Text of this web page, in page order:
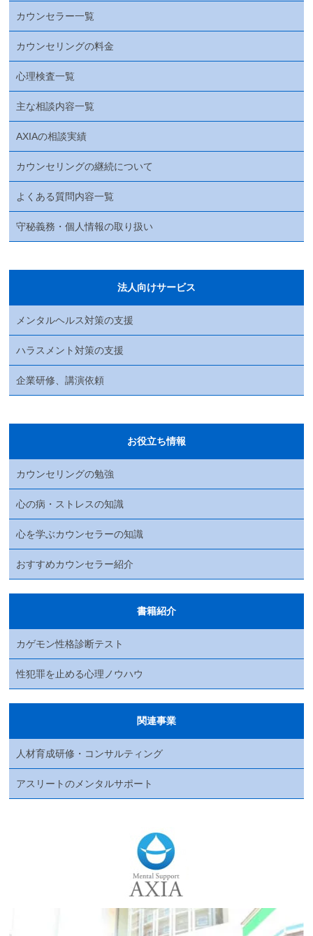
カウンセラー一覧
カウンセリングの料金
心理検査一覧
主な相談内容一覧
AXIAの相談実績
カウンセリングの継続について
よくある質問内容一覧
守秘義務・個人情報の取り扱い
法人向けサービス
メンタルヘルス対策の支援
ハラスメント対策の支援
企業研修、講演依頼
お役立ち情報
カウンセリングの勉強
心の病・ストレスの知識
心を学ぶカウンセラーの知識
おすすめカウンセラー紹介
書籍紹介
カゲモン性格診断テスト
性犯罪を止める心理ノウハウ
関連事業
人材育成研修・コンサルティング
アスリートのメンタルサポート